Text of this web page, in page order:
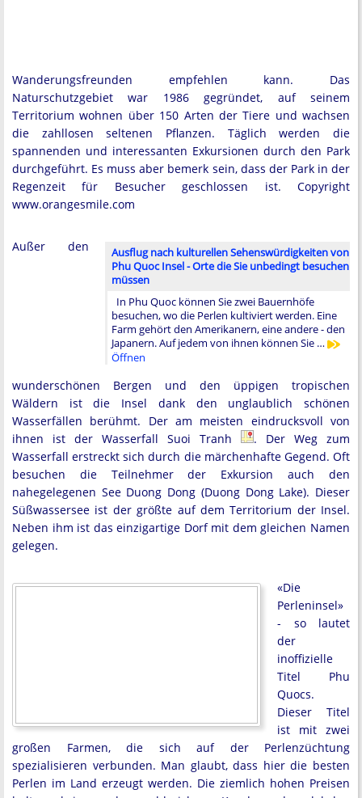
Wanderungsfreunden empfehlen kann. Das
Naturschutzgebiet war 1986 gegründet, auf seinem
Territorium wohnen über 150 Arten der Tiere und wachsen
die zahllosen seltenen Pflanzen. Täglich werden die
spannenden und interessanten Exkursionen durch den Park
durchgeführt. Es muss aber bemerk sein, dass der Park in der
Regenzeit für Besucher geschlossen ist. Copyright
www.orangesmile.com
Ausflug nach kulturellen Sehenswürdigkeiten von
Phu Quoc Insel - Orte die Sie unbedingt besuchen
müssen
In Phu Quoc können Sie zwei Bauernhöfe
besuchen, wo die Perlen kultiviert werden. Eine
Farm gehört den Amerikanern, eine andere - den
Japanern. Auf jedem von ihnen können Sie …
Öffnen
Außer den
wunderschönen Bergen und den üppigen tropischen
Wäldern ist die Insel dank den unglaublich schönen
Wasserfällen berühmt. Der am meisten eindrucksvoll von
ihnen ist der Wasserfall Suoi Tranh
. Der Weg zum
Wasserfall erstreckt sich durch die märchenhafte Gegend. Oft
besuchen die Teilnehmer der Exkursion auch den
nahegelegenen See Duong Dong (Duong Dong Lake). Dieser
Süßwassersee ist der größte auf dem Territorium der Insel.
Neben ihm ist das einzigartige Dorf mit dem gleichen Namen
gelegen.
«Die
Perleninsel»
- so lautet
der
inoffizielle
Titel Phu
Quocs.
Dieser Titel
ist mit zwei
großen Farmen, die sich auf der Perlenzüchtung
spezialisieren verbunden. Man glaubt, dass hier die besten
Perlen im Land erzeugt werden. Die ziemlich hohen Preisen